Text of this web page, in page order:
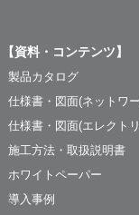
【資料・コンテンツ】
製品カタログ
仕様書・図面(ネットワ
仕様書・図面(エレクト
施工方法・取扱説明書
ホワイトペーパー
導入事例